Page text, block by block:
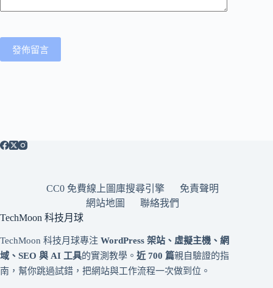
發佈留言
CC0 免費線上圖庫搜尋引擎
免責聲明
網站地圖
聯絡我們
TechMoon 科技月球
TechMoon 科技月球專注 WordPress 架站、虛擬主機、網
域、SEO 與 AI 工具的實測教學。 近 700 篇親自驗證的指
南，幫你跳過試錯，把網站與工作流程一次做到位。